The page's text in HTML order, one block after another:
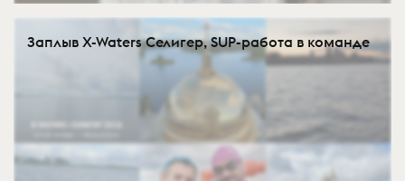
Заплыв X-Waters Селигер, SUP-работа в команде